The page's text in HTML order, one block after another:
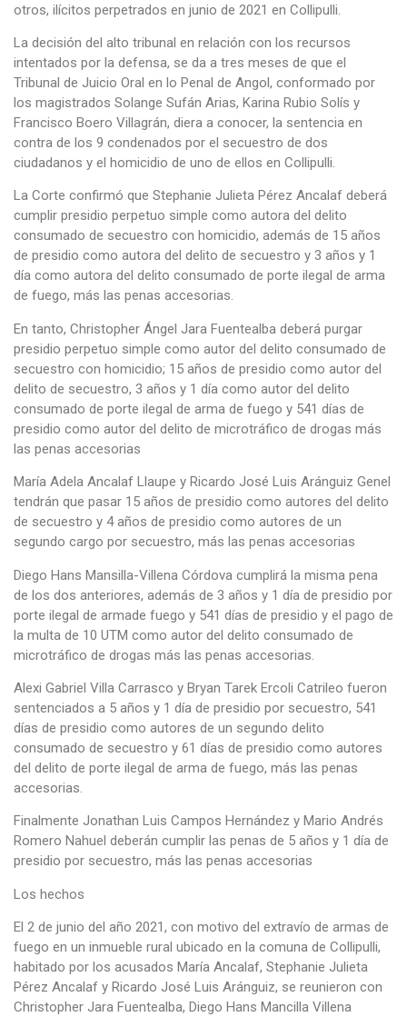
otros, ilícitos perpetrados en junio de 2021 en Collipulli.
La decisión del alto tribunal en relación con los recursos
intentados por la defensa, se da a tres meses de que el
Tribunal de Juicio Oral en lo Penal de Angol, conformado por
los magistrados Solange Sufán Arias, Karina Rubio Solís y
Francisco Boero Villagrán, diera a conocer, la sentencia en
contra de los 9 condenados por el secuestro de dos
ciudadanos y el homicidio de uno de ellos en Collipulli.
La Corte confirmó que Stephanie Julieta Pérez Ancalaf deberá
cumplir presidio perpetuo simple como autora del delito
consumado de secuestro con homicidio, además de 15 años
de presidio como autora del delito de secuestro y 3 años y 1
día como autora del delito consumado de porte ilegal de arma
de fuego, más las penas accesorias.
En tanto, Christopher Ángel Jara Fuentealba deberá purgar
presidio perpetuo simple como autor del delito consumado de
secuestro con homicidio; 15 años de presidio como autor del
delito de secuestro, 3 años y 1 día como autor del delito
consumado de porte ilegal de arma de fuego y 541 días de
presidio como autor del delito de microtráfico de drogas más
las penas accesorias
María Adela Ancalaf Llaupe y Ricardo José Luis Aránguiz Genel
tendrán que pasar 15 años de presidio como autores del delito
de secuestro y 4 años de presidio como autores de un
segundo cargo por secuestro, más las penas accesorias
Diego Hans Mansilla-Villena Córdova cumplirá la misma pena
de los dos anteriores, además de 3 años y 1 día de presidio por
porte ilegal de armade fuego y 541 días de presidio y el pago de
la multa de 10 UTM como autor del delito consumado de
microtráfico de drogas más las penas accesorias.
Alexi Gabriel Villa Carrasco y Bryan Tarek Ercoli Catrileo fueron
sentenciados a 5 años y 1 día de presidio por secuestro, 541
días de presidio como autores de un segundo delito
consumado de secuestro y 61 días de presidio como autores
del delito de porte ilegal de arma de fuego, más las penas
accesorias.
Finalmente Jonathan Luis Campos Hernández y Mario Andrés
Romero Nahuel deberán cumplir las penas de 5 años y 1 día de
presidio por secuestro, más las penas accesorias
Los hechos
El 2 de junio del año 2021, con motivo del extravío de armas de
fuego en un inmueble rural ubicado en la comuna de Collipulli,
habitado por los acusados María Ancalaf, Stephanie Julieta
Pérez Ancalaf y Ricardo José Luis Aránguiz, se reunieron con
Christopher Jara Fuentealba, Diego Hans Mancilla Villena